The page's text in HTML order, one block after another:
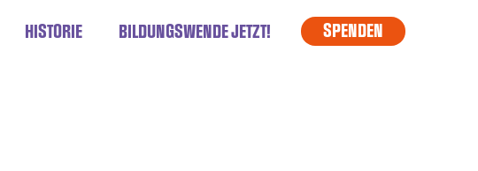
HISTORIE BILDUNGSWENDE JETZT! SPENDEN